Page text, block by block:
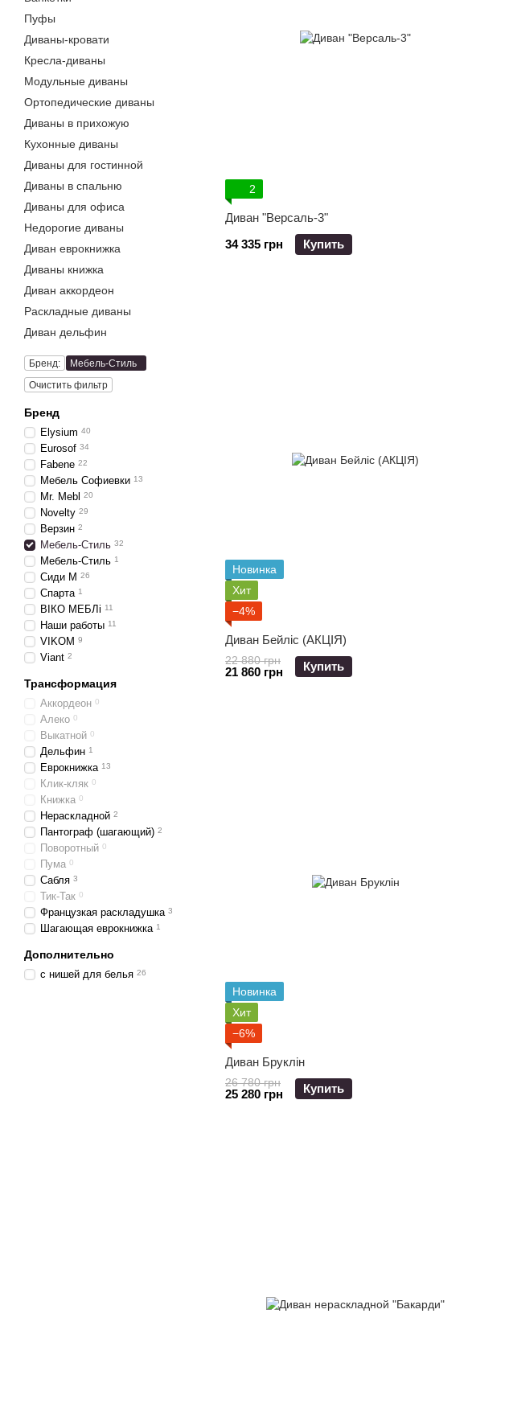
2
Диван "Версаль-3"
34 335 грн
Купить
Новинка
Хит
−4%
Диван Бейліс (АКЦІЯ)
22 880 грн
21 860 грн Купить
Новинка
Хит
−6%
Диван Бруклін
26 780 грн
25 280 грн Купить
Пуфы
Диваны-кровати
Кресла-диваны
Модульные диваны
Ортопедические диваны
Диваны в прихожую
Кухонные диваны
Диваны для гостинной
Диваны в спальню
Диваны для офиса
Недорогие диваны
Диван еврокнижка
Диваны книжка
Диван аккордеон
Раскладные диваны
Диван дельфин
Бренд:
Мебель-Стиль
Очистить фильтр
Бренд
Elysium 40
Eurosof 34
Fabene 22
Мебель Софиевки 13
Mr. Mebl 20
Novelty 29
Верзин 2
Мебель-Стиль 32
Мебель-Стиль 1
Сиди М 26
Спарта 1
ВІКО МЕБЛі 11
Наши работы 11
VIKOM 9
Viant 2
Трансформация
Аккордеон 0
Алеко 0
Выкатной 0
Дельфин 1
Еврокнижка 13
Клик-кляк 0
Книжка 0
Нераскладной 2
Пантограф (шагающий) 2
Поворотный 0
Пума 0
Сабля 3
Тик-Так 0
Французкая раскладушка 3
Шагающая еврокнижка 1
Дополнительно
с нишей для белья 26